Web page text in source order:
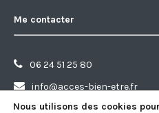
Me contacter
06 24 51 25 80
info@acces-bien-etre.fr
Nous utilisons des cookies